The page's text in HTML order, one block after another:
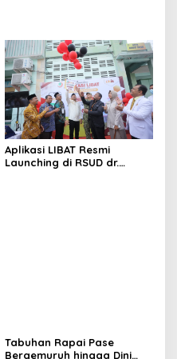
Aplikasi LIBAT Resmi
Launching di RSUD dr.
Tabuhan Rapai Pase
Bergemuruh hingga Dini